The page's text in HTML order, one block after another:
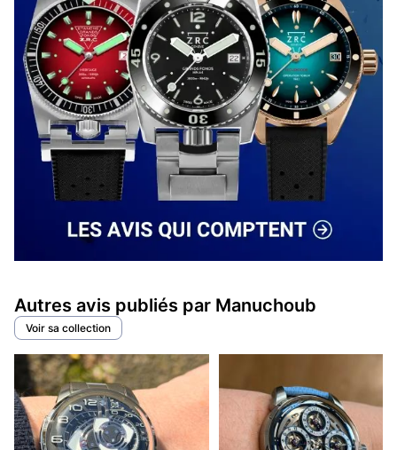
Autres avis publiés par Manuchoub
Voir sa collection